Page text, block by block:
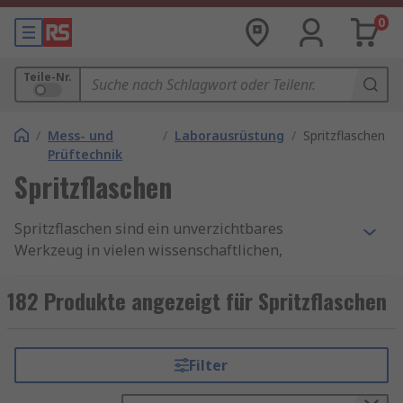
0
Teile-Nr.
/ Mess- und
Prüftechnik
/ Laborausrüstung / Spritzflaschen
Spritzflaschen
Spritzflaschen sind ein unverzichtbares
Werkzeug in vielen wissenschaftlichen,
werden für eine Vielzahl von Aufgaben
eingesetzt, von der präzisen Reinigung von
Flüssigkeiten bei Experimenten und Reaktionen.
182 Produkte angezeigt für Spritzflaschen
Filter